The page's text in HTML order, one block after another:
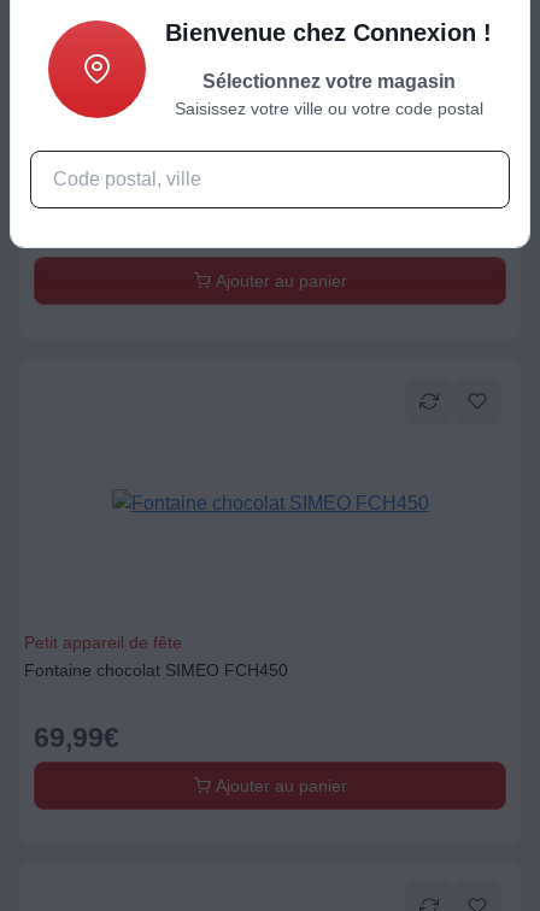
Machine pop corn SIMEO FMP450
Ajouter au panier
Petit appareil de fête
Fontaine chocolat SIMEO FCH450
69,99€
Ajouter au panier
Bienvenue chez Connexion !
Sélectionnez votre magasin
Saisissez votre ville ou votre code postal